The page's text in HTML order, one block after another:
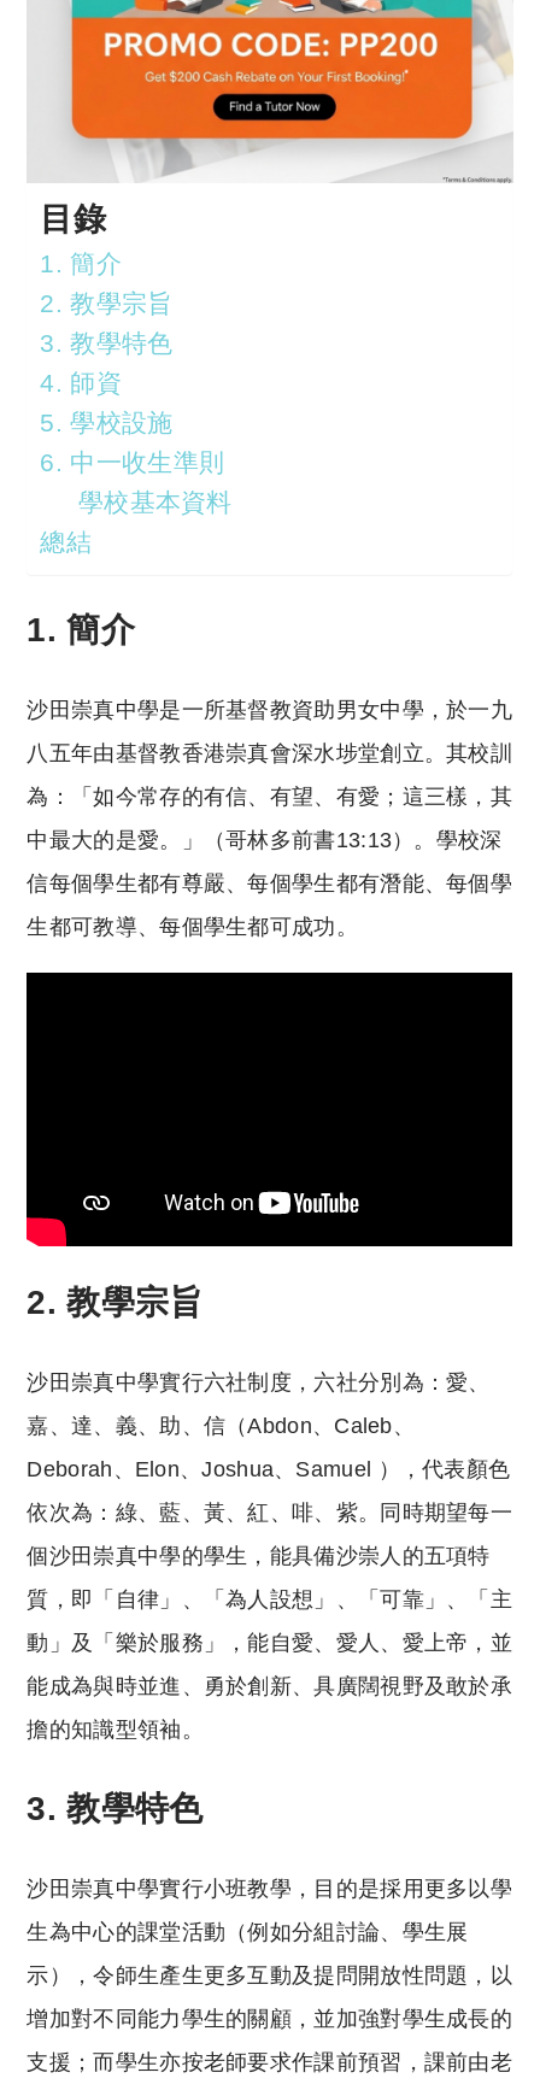
目錄
1. 簡介
2. 教學宗旨
3. 教學特色
4. 師資
5. 學校設施
6. 中一收生準則
學校基本資料
總結
1. 簡介
沙田崇真中學是一所基督教資助男女中學，於一九
八五年由基督教香港崇真會深水埗堂創立。其校訓
為：「如今常存的有信、有望、有愛；這三樣，其
中最大的是愛。」（哥林多前書13:13）。學校深
信每個學生都有尊嚴、每個學生都有潛能、每個學
生都可教導、每個學生都可成功。
2. 教學宗旨
沙田崇真中學實行六社制度，六社分別為：愛、
嘉、達、義、助、信（Abdon、Caleb、
Deborah、Elon、Joshua、Samuel ），代表顏色
依次為：綠、藍、黃、紅、啡、紫。同時期望每一
個沙田崇真中學的學生，能具備沙崇人的五項特
質，即「自律」、「為人設想」、「可靠」、「主
動」及「樂於服務」，能自愛、愛人、愛上帝，並
能成為與時並進、勇於創新、具廣闊視野及敢於承
擔的知識型領袖。
3. 教學特色
沙田崇真中學實行小班教學，目的是採用更多以學
生為中心的課堂活動（例如分組討論、學生展
示），令師生產生更多互動及提問開放性問題，以
增加對不同能力學生的關顧，並加強對學生成長的
支援；而學生亦按老師要求作課前預習，課前由老